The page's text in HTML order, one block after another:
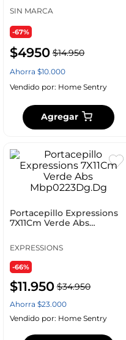
SIN MARCA
-67%
$4950 $14.950
Ahorra $10.000
Vendido por: Home Sentry
Agregar
Portacepillo Expressions
7X11Cm Verde Abs
EXPRESSIONS
-66%
$11.950 $34.950
Ahorra $23.000
Vendido por: Home Sentry